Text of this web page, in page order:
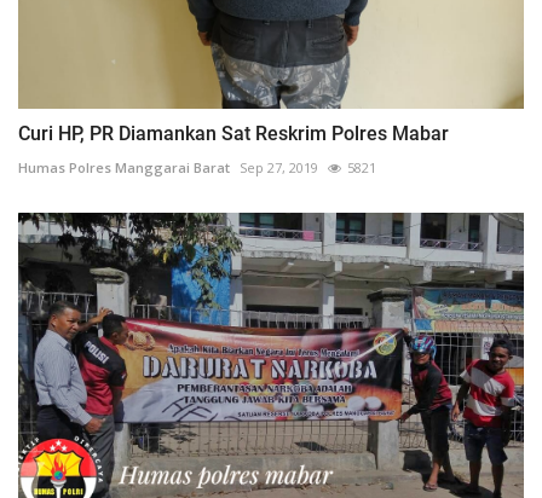
Curi HP, PR Diamankan Sat Reskrim Polres Mabar
Humas Polres Manggarai Barat Sep 27, 2019 5821